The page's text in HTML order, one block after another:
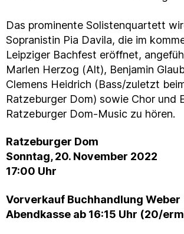
Das prominente Solistenquartett
Sopranistin Pia Davila, die im
Leipziger Bachfest eröffnet,
Marlen Herzog (Alt), Benjamin
Clemens Heidrich (Bass/zuletzt
Ratzeburger Dom) sowie Chor und
Ratzeburger Dom-Music zu hören.
Ratzeburger Dom
Sonntag, 20. November 2022
17:00 Uhr
Vorverkauf Buchhandlung Weber
Abendkasse ab 16:15 Uhr (20/